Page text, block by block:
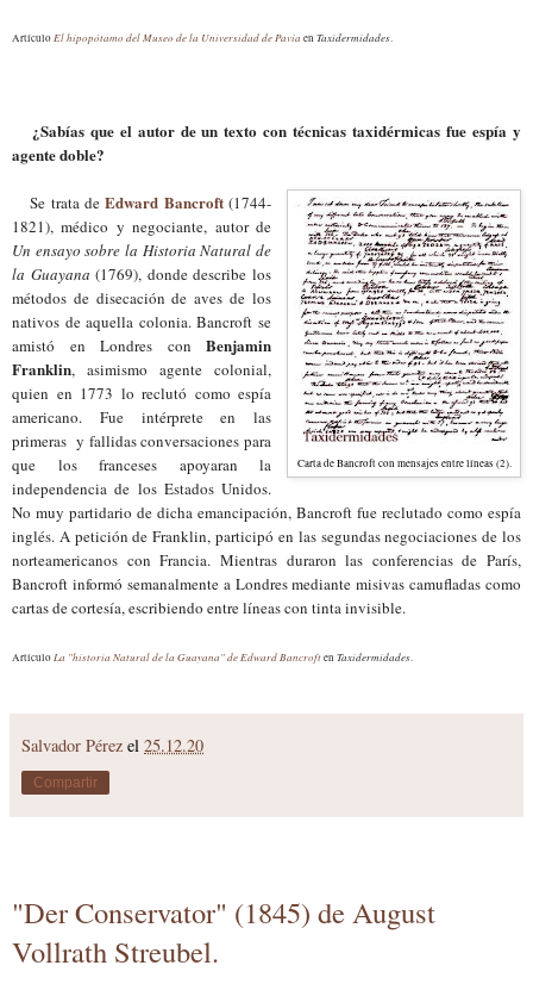
Artículo El hipopótamo del Museo de la Universidad de Pavía en Taxidermidades.
¿Sabías que el autor de un texto con técnicas taxidérmicas fue espía y
agente doble?
Carta de Bancroft con mensajes entre líneas (2).
Se trata deEdward Bancroft(1744-
1821), médico y negociante, autor de
Un ensayo sobre la Historia Natural de
la Guayana (1769), donde describe los
métodos de disecación de aves de los
nativos de aquella colonia. Bancroft se
amistó en Londres con Benjamin
Franklin, asimismo agente colonial,
quien en 1773 lo reclutó como espía
americano. Fue intérprete en las
primeras y fallidas conversaciones para
que los franceses apoyaran la
independencia de los Estados Unidos.
No muy partidario de dicha emancipación, Bancroft fue reclutado como espía
inglés. A petición de Franklin, participó en las segundas negociaciones de los
norteamericanos con Francia. Mientras duraron las conferencias de París,
Bancroft informó semanalmente a Londres mediante misivas camufladas como
cartas de cortesía, escribiendo entre líneas con tinta invisible.
ArtículoLa "historia Natural de la Guayana" de Edward Bancroften Taxidermidades.
Salvador Pérez el 25.12.20
Compartir
"Der Conservator" (1845) de August
Vollrath Streubel.